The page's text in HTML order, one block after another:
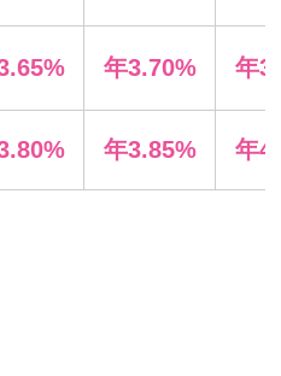
年3.70% 年
年3.85% 年